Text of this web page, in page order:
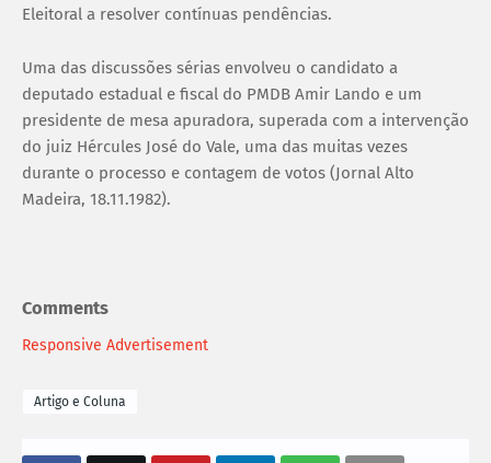
Eleitoral a resolver contínuas pendências.
Uma das discussões sérias envolveu o candidato a
deputado estadual e fiscal do PMDB Amir Lando e um
presidente de mesa apuradora, superada com a intervenção
do juiz Hércules José do Vale, uma das muitas vezes
durante o processo e contagem de votos (Jornal Alto
Madeira, 18.11.1982).
Comments
Responsive Advertisement
Artigo e Coluna